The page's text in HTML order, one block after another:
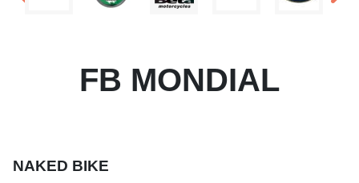
FB MONDIAL
NAKED BIKE